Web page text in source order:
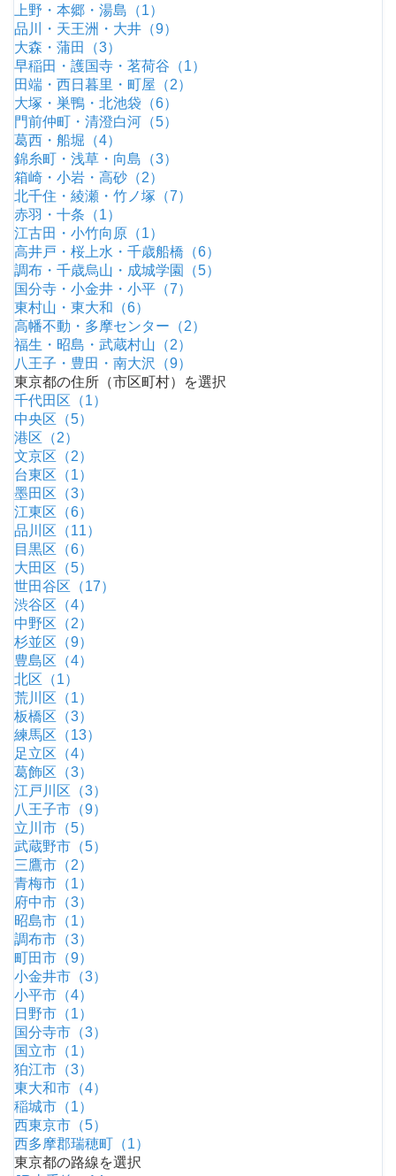
上野・本郷・湯島（1）
品川・天王洲・大井（9）
大森・蒲田（3）
早稲田・護国寺・茗荷谷（1）
田端・西日暮里・町屋（2）
大塚・巣鴨・北池袋（6）
門前仲町・清澄白河（5）
葛西・船堀（4）
錦糸町・浅草・向島（3）
箱崎・小岩・高砂（2）
北千住・綾瀬・竹ノ塚（7）
赤羽・十条（1）
江古田・小竹向原（1）
高井戸・桜上水・千歳船橋（6）
調布・千歳烏山・成城学園（5）
国分寺・小金井・小平（7）
東村山・東大和（6）
高幡不動・多摩センター（2）
福生・昭島・武蔵村山（2）
八王子・豊田・南大沢（9）
東京都の住所（市区町村）を選択
千代田区（1）
中央区（5）
港区（2）
文京区（2）
台東区（1）
墨田区（3）
江東区（6）
品川区（11）
目黒区（6）
大田区（5）
世田谷区（17）
渋谷区（4）
中野区（2）
杉並区（9）
豊島区（4）
北区（1）
荒川区（1）
板橋区（3）
練馬区（13）
足立区（4）
葛飾区（3）
江戸川区（3）
八王子市（9）
立川市（5）
武蔵野市（5）
三鷹市（2）
青梅市（1）
府中市（3）
昭島市（1）
調布市（3）
町田市（9）
小金井市（3）
小平市（4）
日野市（1）
国分寺市（3）
国立市（1）
狛江市（3）
東大和市（4）
稲城市（1）
西東京市（5）
西多摩郡瑞穂町（1）
東京都の路線を選択